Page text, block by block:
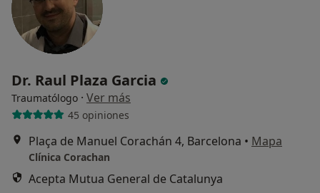
Dr. Raul Plaza Garcia
Traumatólogo · Ver más
45 opiniones
Plaça de Manuel Corachán 4, Barcelona • Mapa
Clínica Corachan
Acepta Mutua General de Catalunya